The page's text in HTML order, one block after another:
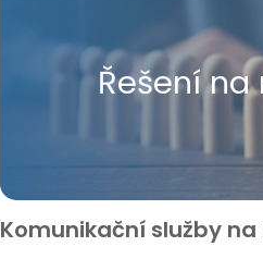
Řešení na
Komunikační služby